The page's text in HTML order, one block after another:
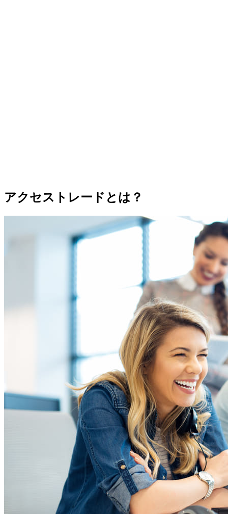
アクセストレードとは？